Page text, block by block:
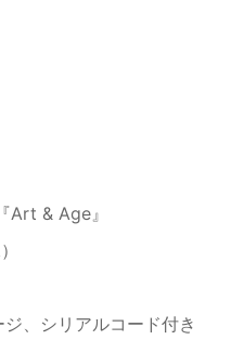
Art & Age』
、シリアルコード付き